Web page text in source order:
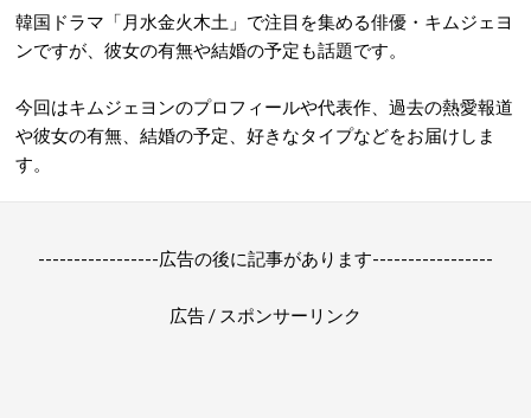
韓国ドラマ「月水金火木土」で注目を集める俳優・キムジェヨ
ンですが、彼女の有無や結婚の予定も話題です。
今回はキムジェヨンのプロフィールや代表作、過去の熱愛報道
や彼女の有無、結婚の予定、好きなタイプなどをお届けしま
す。
-----------------広告の後に記事があります-----------------
広告 / スポンサーリンク